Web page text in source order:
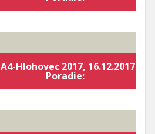
A4-Hlohovec 2017, 16.12.2017
Poradie: